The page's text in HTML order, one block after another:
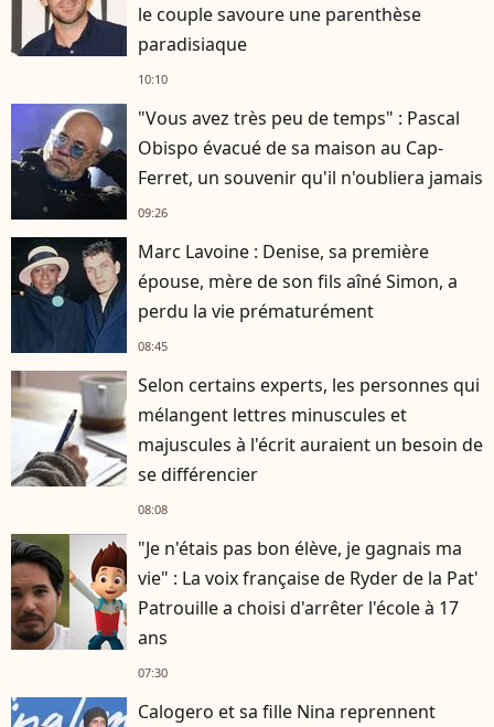
le couple savoure une parenthèse
paradisiaque
10:10
"Vous avez très peu de temps" : Pascal
Obispo évacué de sa maison au Cap-
Ferret, un souvenir qu'il n'oubliera jamais
09:26
Marc Lavoine : Denise, sa première
épouse, mère de son fils aîné Simon, a
perdu la vie prématurément
08:45
Selon certains experts, les personnes qui
mélangent lettres minuscules et
majuscules à l'écrit auraient un besoin de
se différencier
08:08
"Je n'étais pas bon élève, je gagnais ma
vie" : La voix française de Ryder de la Pat'
Patrouille a choisi d'arrêter l'école à 17
ans
07:30
Calogero et sa fille Nina reprennent